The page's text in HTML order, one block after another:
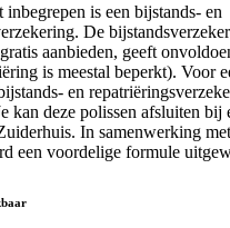
inbegrepen is een bijstands- en
De
aanbieden, geeft
is meestal beperkt). Voor
en
kan deze polissen afsluiten bij
In samenwerking
een voordelige formule